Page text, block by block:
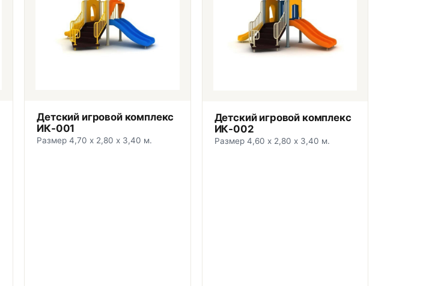
Детский игровой комплекс
ИК‑001
Размер 4,70 х 2,80 х 3,40 м.
Детский игровой комплекс
ИК‑002
Размер 4,60 х 2,80 х 3,40 м.